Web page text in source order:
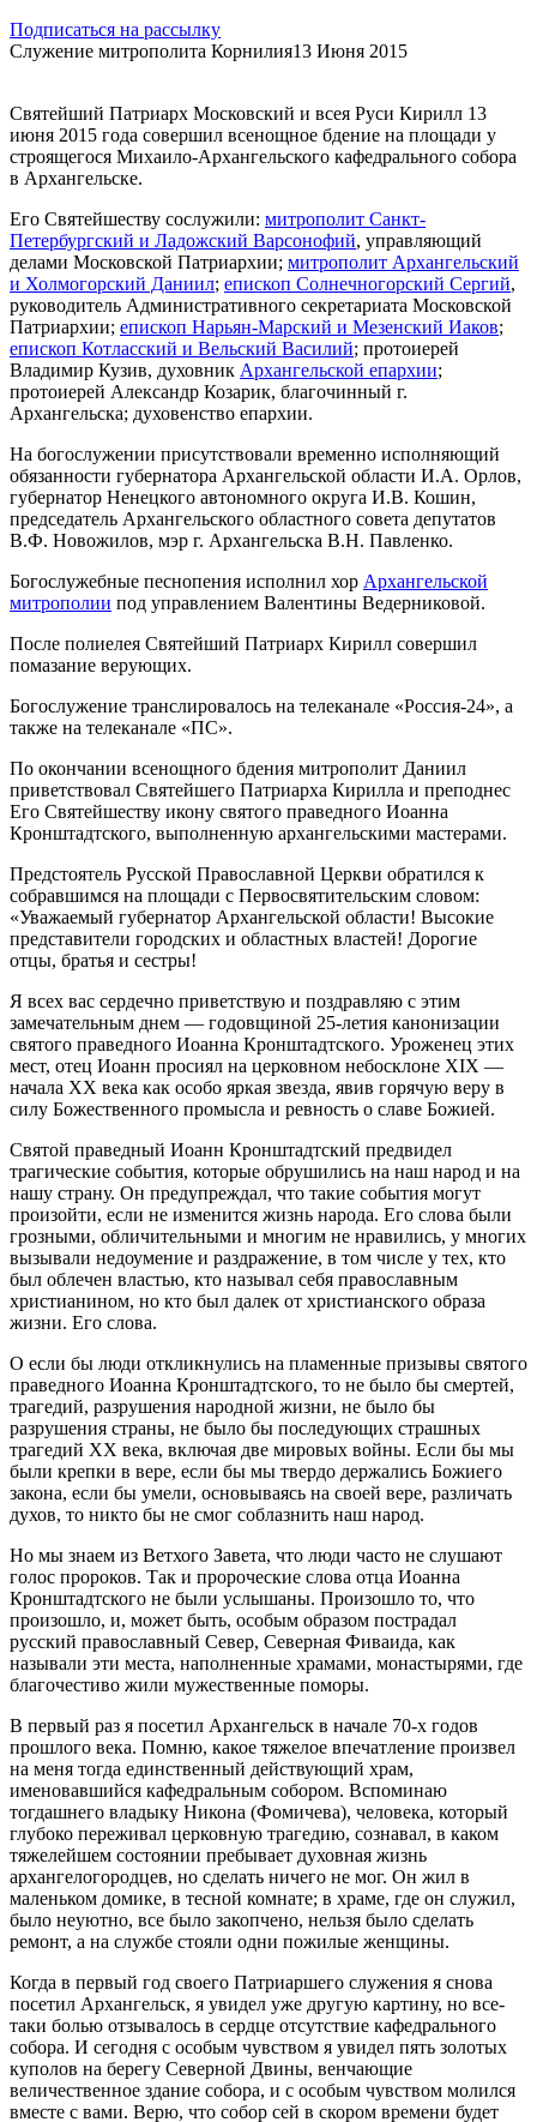
Подписаться на рассылку
Служение митрополита Корнилия13 Июня 2015
Святейший Патриарх Московский и всея Руси Кирилл 13
июня 2015 года совершил всенощное бдение на площади у
строящегося Михаило-Архангельского кафедрального собора
в Архангельске.
Его Святейшеству сослужили: митрополит Санкт-
Петербургский и Ладожский Варсонофий, управляющий
делами Московской Патриархии; митрополит Архангельский
и Холмогорский Даниил; епископ Солнечногорский Сергий,
руководитель Административного секретариата Московской
Патриархии; епископ Нарьян-Марский и Мезенский Иаков;
епископ Котласский и Вельский Василий; протоиерей
Владимир Кузив, духовник Архангельской епархии;
протоиерей Александр Козарик, благочинный г.
Архангельска; духовенство епархии.
На богослужении присутствовали временно исполняющий
обязанности губернатора Архангельской области И.А. Орлов,
губернатор Ненецкого автономного округа И.В. Кошин,
председатель Архангельского областного совета депутатов
В.Ф. Новожилов, мэр г. Архангельска В.Н. Павленко.
Богослужебные песнопения исполнил хор Архангельской
митрополии под управлением Валентины Ведерниковой.
После полиелея Святейший Патриарх Кирилл совершил
помазание верующих.
Богослужение транслировалось на телеканале «Россия-24», а
также на телеканале «ПС».
По окончании всенощного бдения митрополит Даниил
приветствовал Святейшего Патриарха Кирилла и преподнес
Его Святейшеству икону святого праведного Иоанна
Кронштадтского, выполненную архангельскими мастерами.
Предстоятель Русской Православной Церкви обратился к
собравшимся на площади с Первосвятительским словом:
«Уважаемый губернатор Архангельской области! Высокие
представители городских и областных властей! Дорогие
отцы, братья и сестры!
Я всех вас сердечно приветствую и поздравляю с этим
замечательным днем — годовщиной 25-летия канонизации
святого праведного Иоанна Кронштадтского. Уроженец этих
мест, отец Иоанн просиял на церковном небосклоне XIX —
начала ХХ века как особо яркая звезда, явив горячую веру в
силу Божественного промысла и ревность о славе Божией.
Святой праведный Иоанн Кронштадтский предвидел
трагические события, которые обрушились на наш народ и на
нашу страну. Он предупреждал, что такие события могут
произойти, если не изменится жизнь народа. Его слова были
грозными, обличительными и многим не нравились, у многих
вызывали недоумение и раздражение, в том числе у тех, кто
был облечен властью, кто называл себя православным
христианином, но кто был далек от христианского образа
жизни. Его слова.
О если бы люди откликнулись на пламенные призывы святого
праведного Иоанна Кронштадтского, то не было бы смертей,
трагедий, разрушения народной жизни, не было бы
разрушения страны, не было бы последующих страшных
трагедий ХХ века, включая две мировых войны. Если бы мы
были крепки в вере, если бы мы твердо держались Божиего
закона, если бы умели, основываясь на своей вере, различать
духов, то никто бы не смог соблазнить наш народ.
Но мы знаем из Ветхого Завета, что люди часто не слушают
голос пророков. Так и пророческие слова отца Иоанна
Кронштадтского не были услышаны. Произошло то, что
произошло, и, может быть, особым образом пострадал
русский православный Север, Северная Фиваида, как
называли эти места, наполненные храмами, монастырями, где
благочестиво жили мужественные поморы.
В первый раз я посетил Архангельск в начале 70-х годов
прошлого века. Помню, какое тяжелое впечатление произвел
на меня тогда единственный действующий храм,
именовавшийся кафедральным собором. Вспоминаю
тогдашнего владыку Никона (Фомичева), человека, который
глубоко переживал церковную трагедию, сознавал, в каком
тяжелейшем состоянии пребывает духовная жизнь
архангелогородцев, но сделать ничего не мог. Он жил в
маленьком домике, в тесной комнате; в храме, где он служил,
было неуютно, все было закопчено, нельзя было сделать
ремонт, а на службе стояли одни пожилые женщины.
Когда в первый год своего Патриаршего служения я снова
посетил Архангельск, я увидел уже другую картину, но все-
таки болью отзывалось в сердце отсутствие кафедрального
собора. И сегодня с особым чувством я увидел пять золотых
куполов на берегу Северной Двины, венчающие
величественное здание собора, и с особым чувством молился
вместе с вами. Верю, что собор сей в скором времени будет